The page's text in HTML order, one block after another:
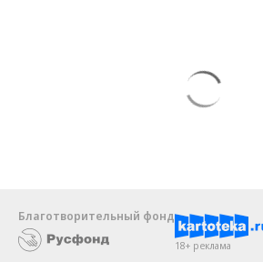
Благотворительный фонд
18+ реклама